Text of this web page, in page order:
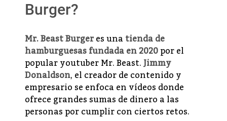
Burger?
Mr. Beast Burgeres unatienda de
hamburguesas fundada en 2020por el
popular youtuber Mr. Beast.Jimmy
Donaldson, el creador de contenido y
empresario se enfoca en vídeos donde
ofrece grandes sumas de dinero a las
personas por cumplir con ciertos retos.